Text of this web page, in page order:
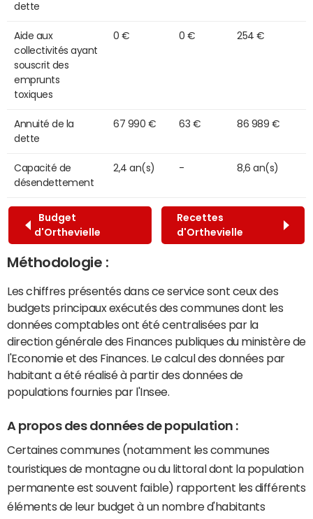
dette
Aide aux
collectivités ayant
souscrit des
emprunts
toxiques
0 € 0 € 254 €
Annuité de la
dette
67 990 € 63 € 86 989 €
Capacité de
désendettement
2,4 an(s) - 8,6 an(s)
Budget
d'Orthevielle
Recettes
d'Orthevielle
Méthodologie :
Les chiffres présentés dans ce service sont ceux des
budgets principaux exécutés des communes dont les
données comptables ont été centralisées par la
direction générale des Finances publiques du ministère de
l'Economie et des Finances. Le calcul des données par
habitant a été réalisé à partir des données de
populations fournies par l'Insee.
A propos des données de population :
Certaines communes (notamment les communes
touristiques de montagne ou du littoral dont la population
permanente est souvent faible) rapportent les différents
éléments de leur budget à un nombre d'habitants